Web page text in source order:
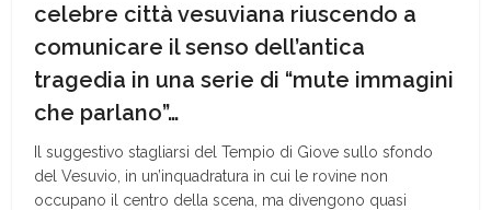
celebre città vesuviana riuscendo a
comunicare il senso dell’antica
tragedia in una serie di “mute immagini
che parlano”…
Il suggestivo stagliarsi del Tempio di Giove sullo sfondo
del Vesuvio, in un’inquadratura in cui le rovine non
occupano il centro della scena, ma divengono quasi